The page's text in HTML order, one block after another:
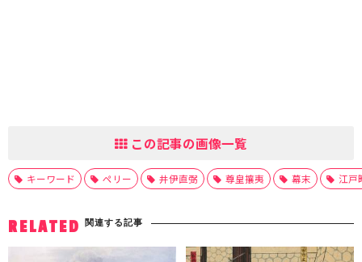
この記事の画像一覧
キーワード ペリー 井伊直弼 尊皇攘夷 幕末 江戸
RELATED 関連する記事